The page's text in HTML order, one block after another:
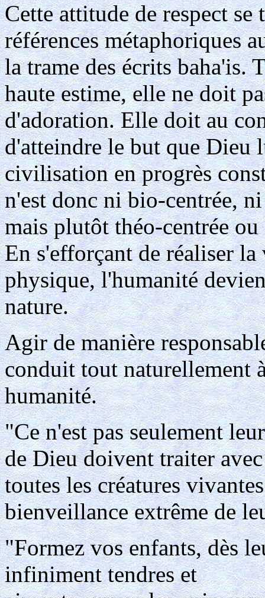
Cette attitude de respect
références métaphoriques
la trame des écrits baha'is.
haute estime, elle ne doit
d'adoration. Elle doit au
d'atteindre le but que Dieu
civilisation en progrès
n'est donc ni bio-centrée,
mais plutôt théo-centrée
En s'efforçant de réaliser
physique, l'humanité
nature.
Agir de manière
conduit tout naturellement
humanité.
"Ce n'est pas seulement
de Dieu doivent traiter
toutes les créatures
bienveillance extrême de
"Formez vos enfants, dès
infiniment tendres et